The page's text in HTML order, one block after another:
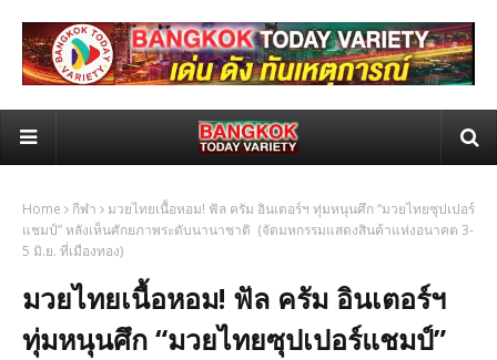
Home กีฬา
มวยไทยเนื้อหอม! ฟัล ครัม อินเตอร์ฯ ทุ่มหนุนศึก “มวยไทยซุปเปอร์
แชมป์” หลังเห็นศักยภาพระดับนานาชาติ​ ​ (จัดมหกรรมแสดงสินค้าแห่งอนาคต​ 3-
5 มิ.ย. ที่เมืองทอง)
มวยไทยเนื้อหอม! ฟัล ครัม อินเตอร์ฯ
ทุ่มหนุนศึก “มวยไทยซุปเปอร์แชมป์”